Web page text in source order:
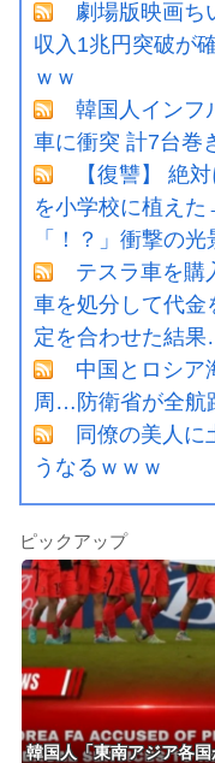
劇場版映画ち
収入1兆円突破が
ｗｗ
韓国人インフ
車に衝突 計7台巻
【復讐】 絶
を小学校に植え
「！？」衝撃の光
テスラ車を購
車を処分して代金
定を合わせた結
中国とロシア
周…防衛省が全航
同僚の美人に
うなるｗｗｗ
ピックアップ
韓国人「東南アジア各国